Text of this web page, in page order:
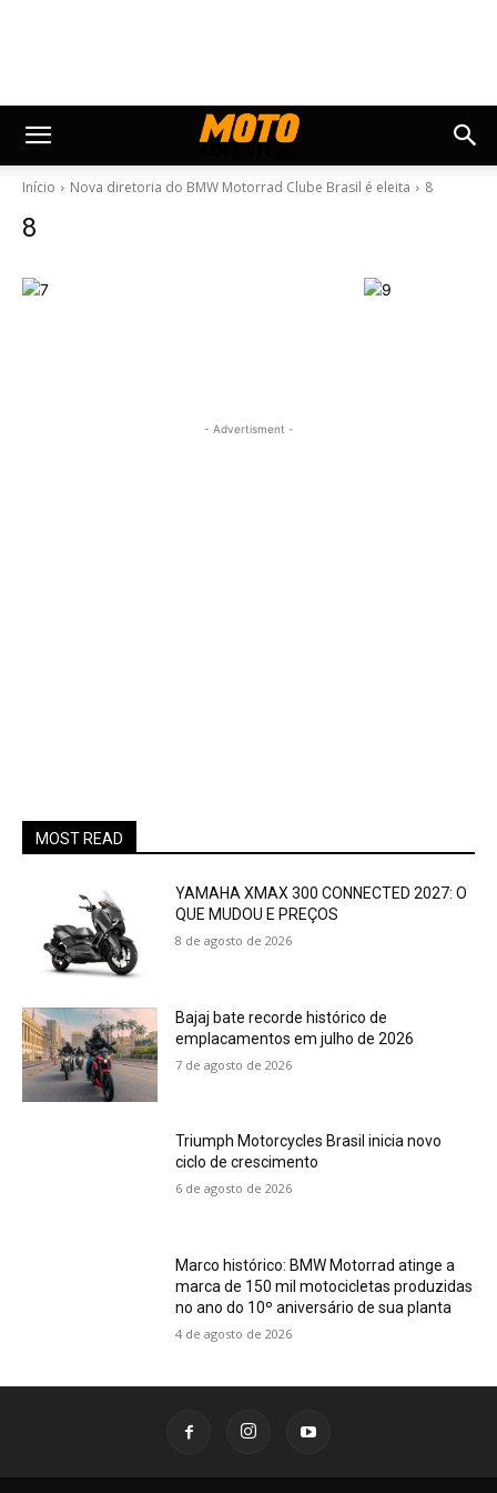
Início Nova diretoria do BMW Motorrad Clube Brasil é eleita 8
8
- Advertisment -
MOST READ
YAMAHA XMAX 300 CONNECTED 2027: O
QUE MUDOU E PREÇOS
8 de agosto de 2026
Bajaj bate recorde histórico de
emplacamentos em julho de 2026
7 de agosto de 2026
Triumph Motorcycles Brasil inicia novo
ciclo de crescimento
6 de agosto de 2026
Marco histórico: BMW Motorrad atinge a
marca de 150 mil motocicletas produzidas
no ano do 10º aniversário de sua planta
4 de agosto de 2026